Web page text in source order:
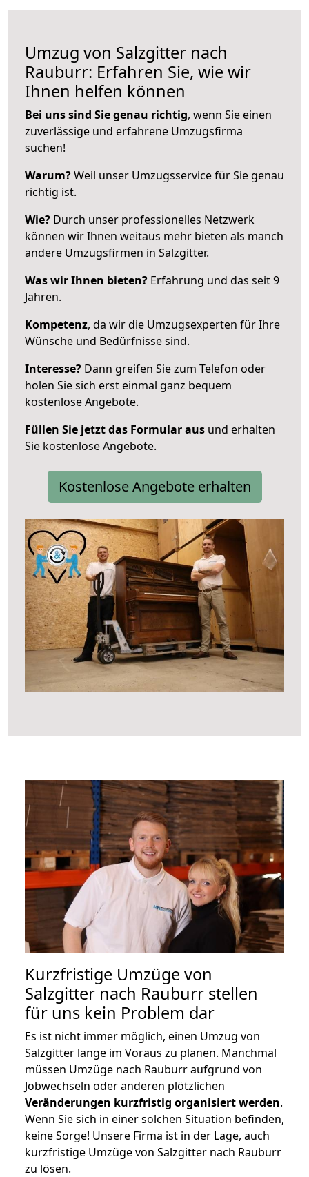
Umzug von Salzgitter nach
Rauburr: Erfahren Sie, wie wir
Ihnen helfen können
Bei uns sind Sie genau richtig, wenn Sie einen
zuverlässige und erfahrene Umzugsfirma
suchen!
Warum?Weil unser Umzugsservice für Sie genau
richtig ist.
Wie? Durch unser professionelles Netzwerk
können wir Ihnen weitaus mehr bieten als manch
andere Umzugsfirmen in Salzgitter.
Was wir Ihnen bieten? Erfahrung und das seit 9
Jahren.
Kompetenz, da wir die Umzugsexperten für Ihre
Wünsche und Bedürfnisse sind.
Interesse? Dann greifen Sie zum Telefon oder
holen Sie sich erst einmal ganz bequem
kostenlose Angebote.
Füllen Sie jetzt das Formular aus und erhalten
Sie kostenlose Angebote.
Kostenlose Angebote erhalten
Kurzfristige Umzüge von
Salzgitter nach Rauburr stellen
für uns kein Problem dar
Es ist nicht immer möglich, einen Umzug von
Salzgitter lange im Voraus zu planen. Manchmal
müssen Umzüge nach Rauburr aufgrund von
Jobwechseln oder anderen plötzlichen
Veränderungen kurzfristig organisiert werden.
Wenn Sie sich in einer solchen Situation befinden,
keine Sorge! Unsere Firma ist in der Lage, auch
kurzfristige Umzüge von Salzgitter nach Rauburr
zu lösen.